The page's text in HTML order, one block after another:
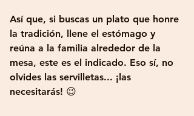
Así que, si buscas un plato que honre
la tradición, llene el estómago y
reúna a la familia alrededor de la
mesa, este es el indicado. Eso sí, no
olvides las servilletas... ¡las
necesitarás! 😉